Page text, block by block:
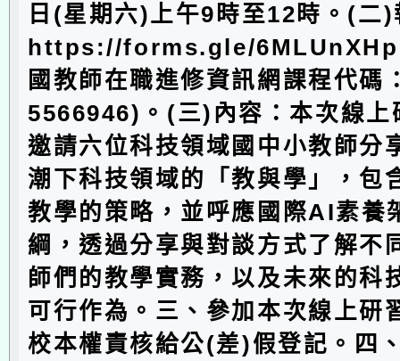
日(星期六)上午9時至12時。(二)
https://forms.gle/
國教師在職進修資訊網課程代碼
5566946)。(三)內容：本次線上
邀請六位科技領域國中小教師分
潮下科技領域的「教與學」，包
教學的策略，並呼應國際AI素養
綱，透過分享與對談方式了解不
師們的教學實務，以及未來的科
可行作為。三、參加本次線上研
校本權責核給公(差)假登記。四